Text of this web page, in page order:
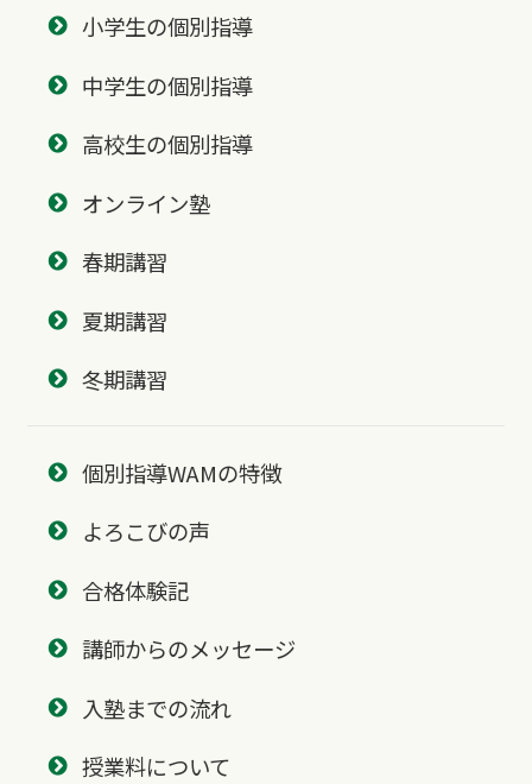
小学生の個別指導
中学生の個別指導
高校生の個別指導
オンライン塾
春期講習
夏期講習
冬期講習
個別指導WAMの特徴
よろこびの声
合格体験記
講師からのメッセージ
入塾までの流れ
授業料について